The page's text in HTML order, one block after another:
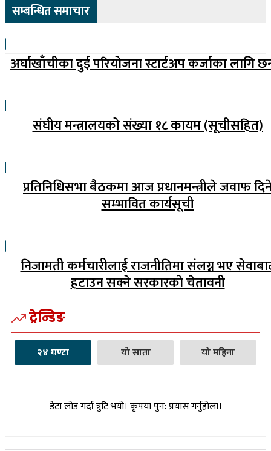
सम्बन्धित समाचार
अर्घाखाँचीका दुई परियोजना स्टार्टअप कर्जाका लागि
संघीय मन्त्रालयको संख्या १८ कायम (सूचीसहित)
प्रतिनिधिसभा बैठकमा आज प्रधानमन्त्रीले जवाफ
सम्भावित कार्यसूची
निजामती कर्मचारीलाई राजनीतिमा संलग्न भए
हटाउन सक्ने सरकारको चेतावनी
ट्रेन्डिङ
२४ घण्टा यो साता यो महिना
डेटा लोड गर्दा त्रुटि भयो। कृपया पुन: प्रयास गर्नुहोला।